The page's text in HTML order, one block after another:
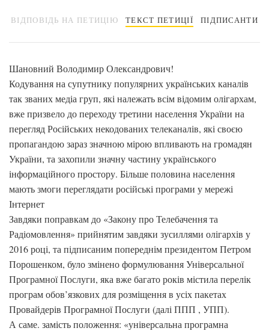
ВІДПОВІДЬ НА ПЕТИЦІЮ ТЕКСТ ПЕТИЦІЇ ПІДПИСАНТИ
Шановний Володимир Олександрович!
Кодування на супутнику популярних українських каналів
так званих медіа груп, які належать всім відомим олігархам,
вже призвело до переходу третини населення України на
перегляд Російських некодованих телеканалів, які своєю
пропагандою зараз значною мірою впливають на громадян
України, та захопили значну частину українського
інформаційного простору. Більше половина населення
мають змоги переглядати російські програми у мережі
Інтернет
Завдяки поправкам до «Закону про Телебачення та
Радіомовлення» прийнятим завдяки зусиллями олігархів у
2016 році, та підписаним попереднім президентом Петром
Порошенком, було змінено формулювання Універсальної
Програмної Послуги, яка вже багато років містила перелік
програм обов’язкових для розміщення в усіх пакетах
Провайдерів Програмної Послуги (далі ППП , УПП).
А саме. замість положення: «універсальна програмна